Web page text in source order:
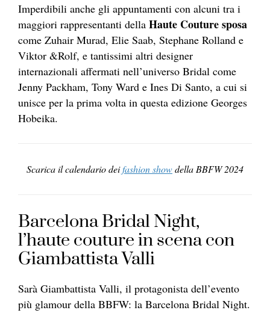
Imperdibili anche gli appuntamenti con alcuni tra i
maggiori rappresentanti della Haute Couture sposa
come Zuhair Murad, Elie Saab, Stephane Rolland e
Viktor &Rolf, e tantissimi altri designer
internazionali affermati nell’universo Bridal come
Jenny Packham, Tony Ward e Ines Di Santo, a cui si
unisce per la prima volta in questa edizione Georges
Hobeika.
Scarica il calendario deifashion showdella BBFW 2024
Barcelona Bridal Night,
l’haute couture in scena con
Giambattista Valli
Sarà Giambattista Valli, il protagonista dell’evento
più glamour della BBFW: la Barcelona Bridal Night.